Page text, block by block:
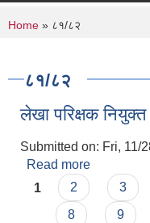
You are here
Home » ८१/८२
८१/८२
लेखा परिक्षक नियुक्त
Submitted on: Fri, 11/
Read more
Pages
1 2 3
8
9